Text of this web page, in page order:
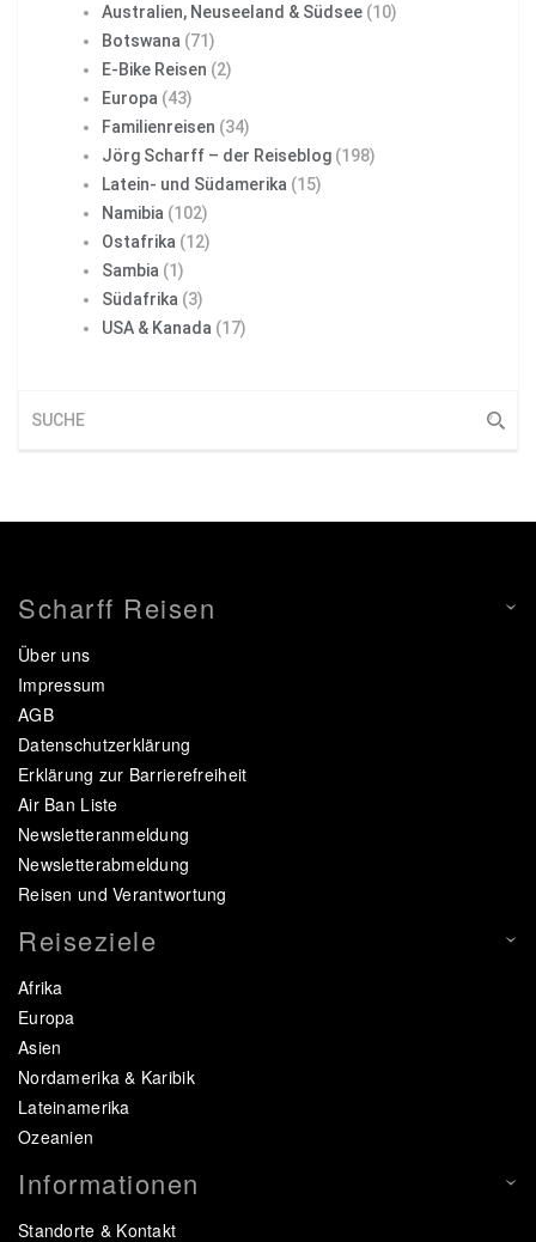
Australien, Neuseeland & Südsee (10)
Botswana (71)
E-Bike Reisen (2)
Europa (43)
Familienreisen (34)
Jörg Scharff – der Reiseblog (198)
Latein- und Südamerika (15)
Namibia (102)
Ostafrika (12)
Sambia (1)
Südafrika (3)
USA & Kanada (17)
Scharff Reisen
Über uns
Impressum
AGB
Datenschutzerklärung
Erklärung zur Barrierefreiheit
Air Ban Liste
Newsletteranmeldung
Newsletterabmeldung
Reisen und Verantwortung
Reiseziele
Afrika
Europa
Asien
Nordamerika & Karibik
Lateinamerika
Ozeanien
Informationen
Standorte & Kontakt